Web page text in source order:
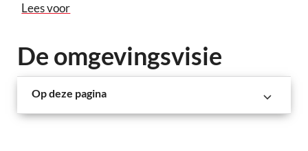
Lees voor
De omgevingsvisie
Op deze pagina